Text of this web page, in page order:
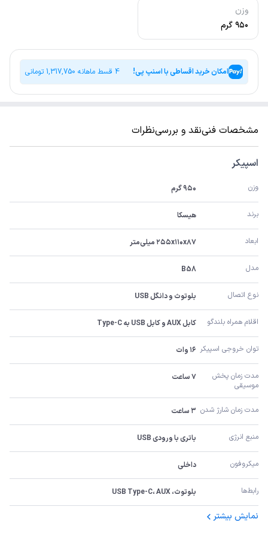
وزن
۹۵۰ گرم
امکان خرید اقساطی با اسنپ پی! 4 قسط ماهانه 1,317,750 تومانی
مشخصات فنینقد و بررسینظرات
اسپیکر
وزن ۹۵۰ گرم
برند هیسکا
ابعاد ۲۵۵x۱۱۰x۸۷ میلی‌متر
مدل B58
نوع اتصال بلوتوث و دانگل USB
اقلام همراه بلندگو کابل AUX و کابل USB به Type-C
توان خروجی اسپیکر ۱۶ وات
موسیقی
۷ ساعت
مدت زمان شارژ شدن ۳ ساعت
منبع انرژی باتری با ورودی USB
میکروفون داخلی
رابط‌ها بلوتوث، USB Type-C، AUX
نمایش بیشتر